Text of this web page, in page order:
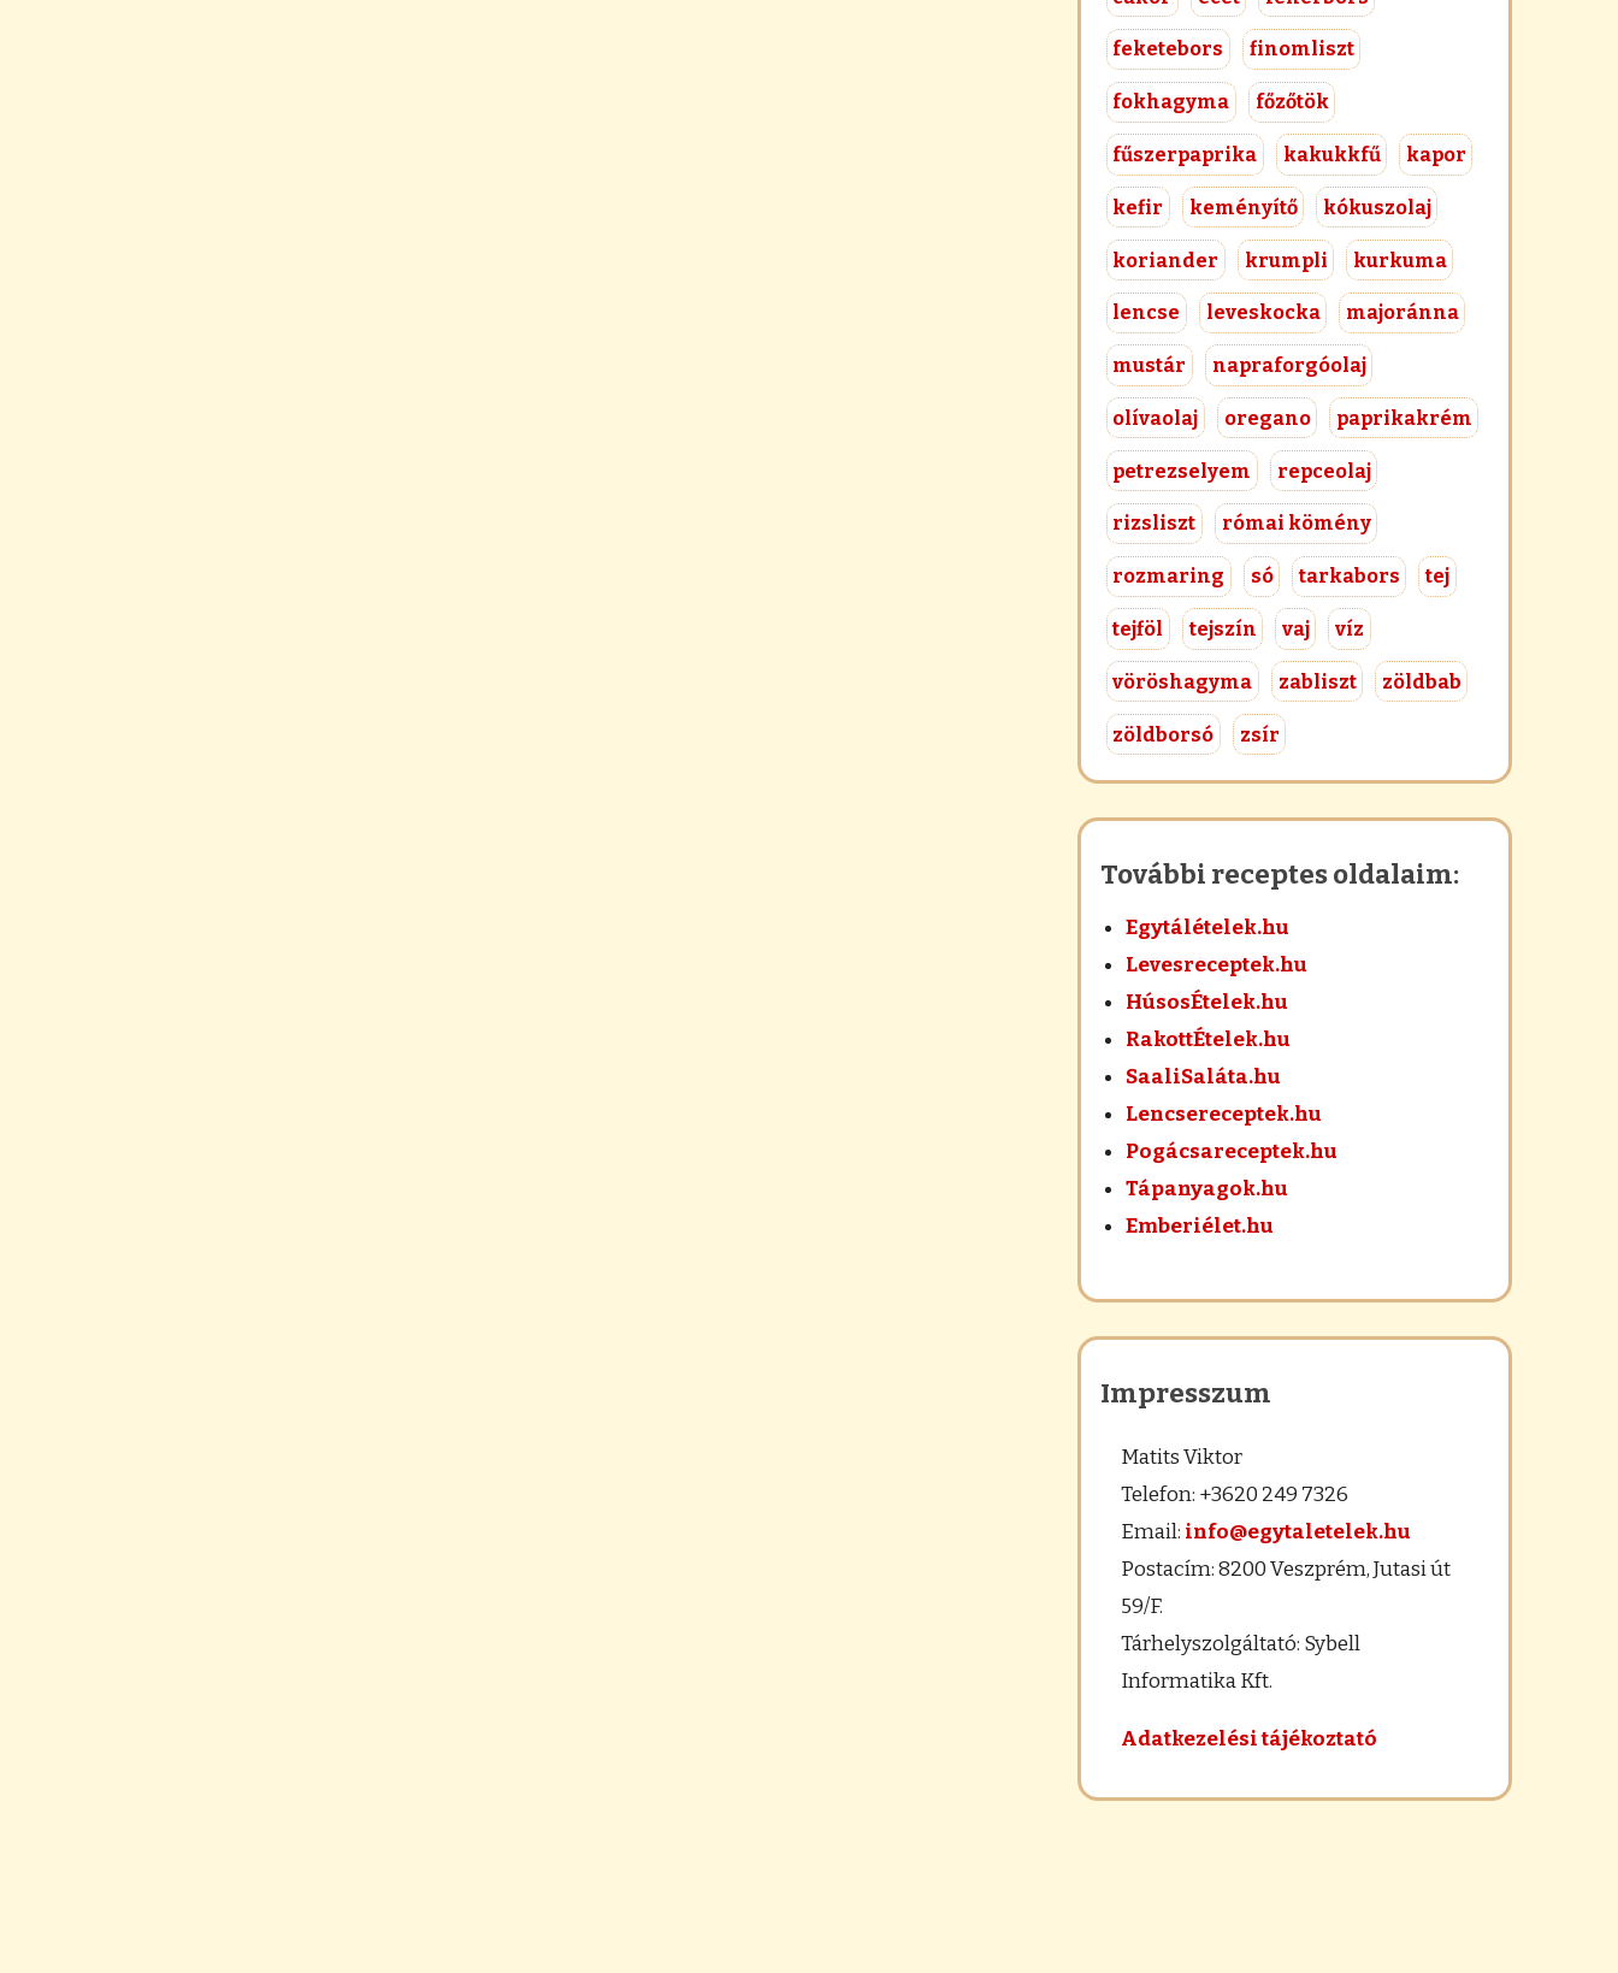
feketebors finomliszt
fokhagyma főzőtök
fűszerpaprika kakukkfű kapor
kefir keményítő kókuszolaj
koriander krumpli kurkuma
lencse leveskocka majoránna
mustár napraforgóolaj
olívaolaj oregano paprikakrém
petrezselyem repceolaj
rizsliszt római kömény
rozmaring só tarkabors tej
tejföl tejszín vaj víz
vöröshagyma zabliszt zöldbab
zöldborsó zsír
További receptes oldalaim:
Egytálételek.hu
Levesreceptek.hu
HúsosÉtelek.hu
RakottÉtelek.hu
SaaliSaláta.hu
Lencsereceptek.hu
Pogácsareceptek.hu
Tápanyagok.hu
Emberiélet.hu
Impresszum
Matits Viktor
Telefon: +3620 249 7326
Email: info@egytaletelek.hu
Postacím: 8200 Veszprém, Jutasi út
59/F.
Tárhelyszolgáltató: Sybell
Informatika Kft.
Adatkezelési tájékoztató